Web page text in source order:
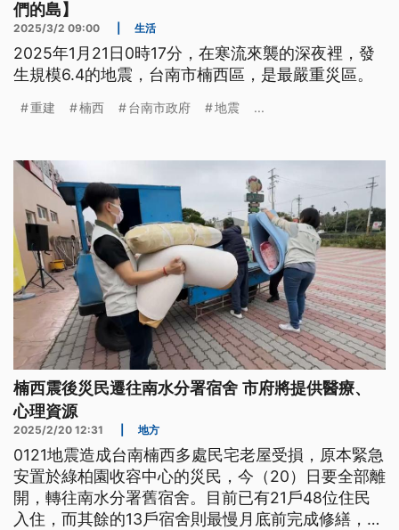
們的島】
2025/3/2 09:00 生活
2025年1月21日0時17分，在寒流來襲的深夜裡，發
生規模6.4的地震，台南市楠西區，是最嚴重災區。
重建 楠西 台南市政府 地震 ...
楠西震後災民遷往南水分署宿舍 市府將提供醫療、
心理資源
2025/2/20 12:31 地方
0121地震造成台南楠西多處民宅老屋受損，原本緊急
安置於綠柏園收容中心的災民，今（20）日要全部離
開，轉往南水分署舊宿舍。目前已有21戶48位住民
入住，而其餘的13戶宿舍則最慢月底前完成修繕，將